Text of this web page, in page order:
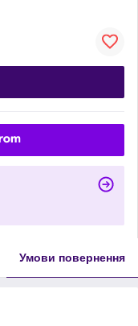
Умови повернення